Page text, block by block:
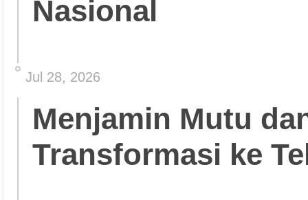
Nasional
Jul 28, 2026
Menjamin Mutu
Transformasi ke